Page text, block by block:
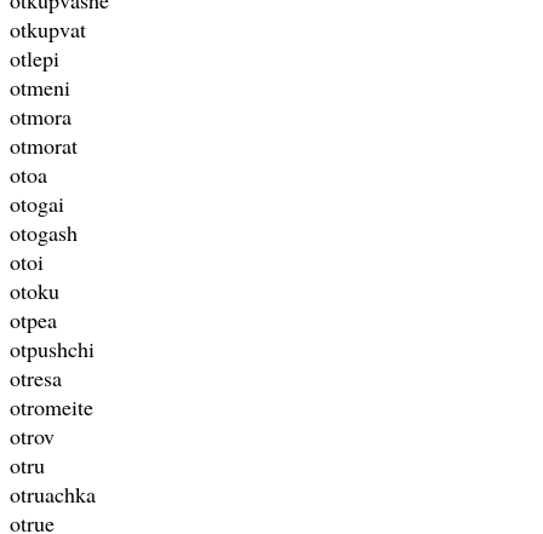
otkupvat
otlepi
otmeni
otmora
otmorat
otoa
otogai
otogash
otoi
otoku
otpea
otpushchi
otresa
otromeite
otrov
otru
otruachka
otrue